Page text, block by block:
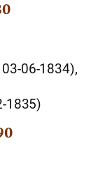
06-1834),
1835)